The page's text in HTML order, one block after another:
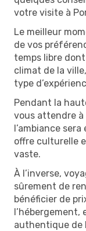
votre visite à
Le meilleur
de vos
temps libre
climat de la
type
Pendant la
vous attendre à
l’ambiance
offre culturelle
vaste.
À l’inverse,
sûrement de
bénéficier de
l’hébergement,
authentique de